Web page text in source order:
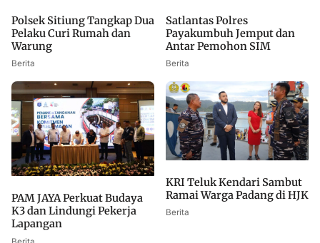
Polsek Sitiung Tangkap Dua
Pelaku Curi Rumah dan
Warung
Berita
Satlantas Polres
Payakumbuh Jemput dan
Antar Pemohon SIM
Berita
PAM JAYA Perkuat Budaya
K3 dan Lindungi Pekerja
Lapangan
KRI Teluk Kendari Sambut
Ramai Warga Padang di HJK
Berita